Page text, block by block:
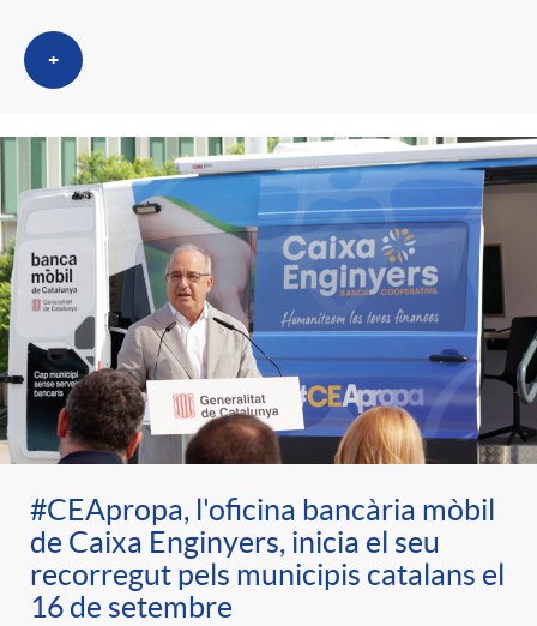
+
#CEApropa, l'oficina bancària mòbil
de Caixa Enginyers, inicia el seu
recorregut pels municipis catalans el
16 de setembre